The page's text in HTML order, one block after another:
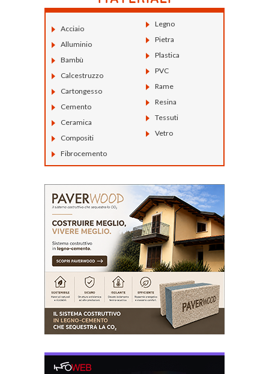
Acciaio
Alluminio
Bambù
Calcestruzzo
Cartongesso
Cemento
Ceramica
Compositi
Fibrocemento
Legno
Pietra
Plastica
PVC
Rame
Resina
Tessuti
Vetro